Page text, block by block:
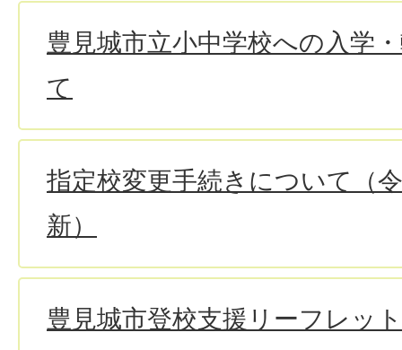
豊見城市立小中学校への入学
て
指定校変更手続きについて（
新）
豊見城市登校支援リーフレッ